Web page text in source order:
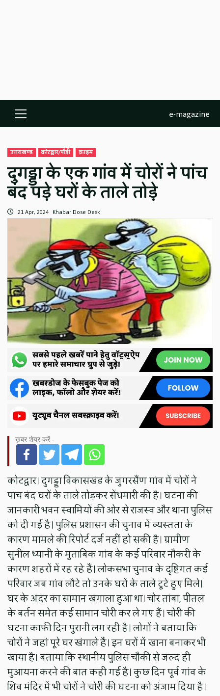
Primary
Menu
e-magazine
उत्तराखण्ड कोटद्वार/पौड़ी क्राइम
दुगड्डा के एक गांव में चोरों ने पांच
बंद पड़े घरों के ताले तोड़े
21 Apr, 2024 Khabar Dose Desk
ख़बर शेयर करें -
कोटद्वार। दुगड्डा विकासखंड के जुगरसैंण गांव में चोरों ने
पांच बंद घरों के ताले तोड़कर सेंधमारी की है। घटना की
जानकारी भवन स्वामियों की ओर से राजस्व और थाना पुलिस
को दी गई है। पुलिस प्रशासन की चुनाव में व्यस्तता के
कारण मामले की रिपोर्ट दर्ज नहीं हो सकी है। ग्रामीण
सुनील ध्यानी के मुताबिक गांव के कई परिवार नौकरी के
कारण शहरों में रह रहे हैं। लोकसभा चुनाव के दृष्टिगत कई
परिवार जब गांव लौटे तो उनके घरों के ताले टूटे हुए मिले।
घर के अंदर का सामान खंगाला हुआ था। चोर तांबा, पीतल
के बर्तन समेत कई सामान चोरी कर ले गए हैं। चोरी की
घटना काफी दिन पुरानी लग रही है। लोगों ने बताया कि
चोरों ने जहां पूरे घर खंगाले हैं। इन घरों में खाना बनाकर भी
खाया है। बताया कि स्थानीय पुलिस चौकी से जल्द ही
मुआयना करने की बात कही गई है। कुछ दिन पूर्व गांव के
शिव मंदिर में भी चोरों ने चोरी की घटना को अंजाम दिया है।